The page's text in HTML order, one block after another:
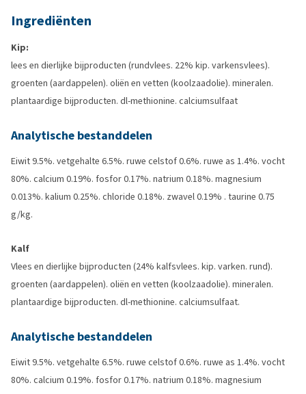
Ingrediënten
Kip:
lees en dierlijke bijproducten (rundvlees. 22% kip. varkensvlees).
groenten (aardappelen). oliën en vetten (koolzaadolie). mineralen.
plantaardige bijproducten. dl-methionine. calciumsulfaat
Analytische bestanddelen
Eiwit 9.5%. vetgehalte 6.5%. ruwe celstof 0.6%. ruwe as 1.4%. vocht
80%. calcium 0.19%. fosfor 0.17%. natrium 0.18%. magnesium
0.013%. kalium 0.25%. chloride 0.18%. zwavel 0.19% . taurine 0.75
g/kg.
Kalf
Vlees en dierlijke bijproducten (24% kalfsvlees. kip. varken. rund).
groenten (aardappelen). oliën en vetten (koolzaadolie). mineralen.
plantaardige bijproducten. dl-methionine. calciumsulfaat.
Analytische bestanddelen
Eiwit 9.5%. vetgehalte 6.5%. ruwe celstof 0.6%. ruwe as 1.4%. vocht
80%. calcium 0.19%. fosfor 0.17%. natrium 0.18%. magnesium